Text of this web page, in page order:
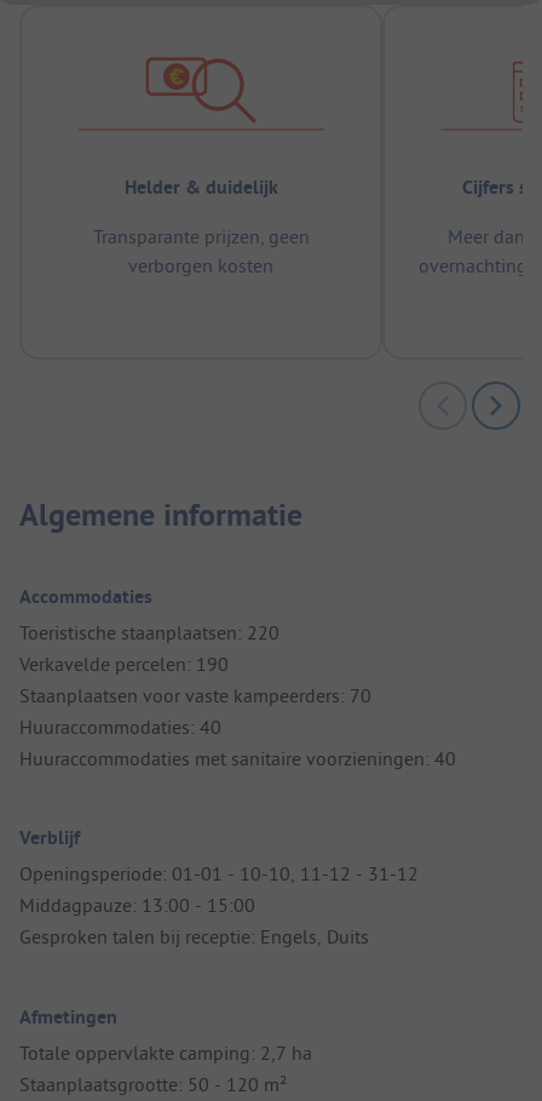
Helder & duidelijk
Transparante prijzen, geen
verborgen kosten
Cijfers
Meer dan
Algemene informatie
Accommodaties
Toeristische staanplaatsen: 220
Verkavelde percelen: 190
Staanplaatsen voor vaste kampeerders: 70
Huuraccommodaties: 40
Huuraccommodaties met sanitaire voorzieningen: 40
Verblijf
Openingsperiode: 01-01 - 10-10, 11-12 - 31-12
Middagpauze: 13:00 - 15:00
Gesproken talen bij receptie: Engels, Duits
Afmetingen
Totale oppervlakte camping: 2,7 ha
Staanplaatsgrootte: 50 - 120 m²